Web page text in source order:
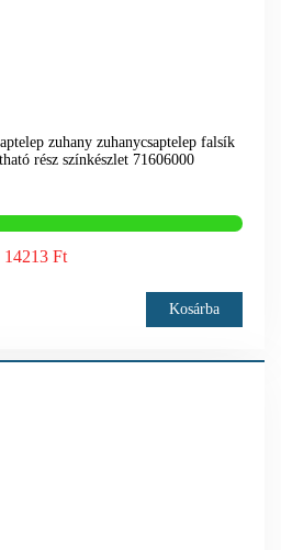
zuhany zuhanycsaptelep falsík
rész színkészlet 71606000
14213 Ft
Kosárba